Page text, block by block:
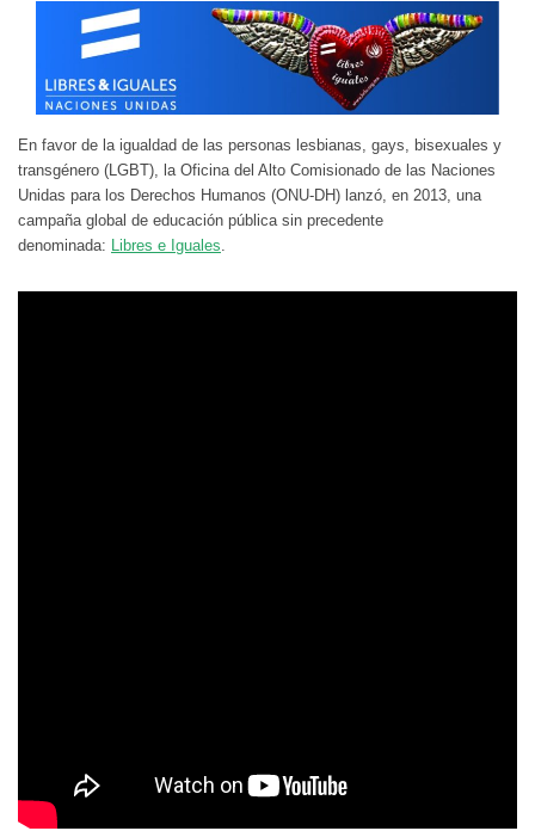
En favor de la igualdad de las personas lesbianas, gays, bisexuales y
transgénero (LGBT), la Oficina del Alto Comisionado de las Naciones
Unidas para los Derechos Humanos (ONU-DH) lanzó, en 2013, una
campaña global de educación pública sin precedente
denominada: Libres e Iguales.